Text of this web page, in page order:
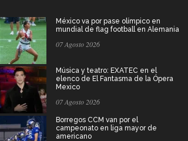
México va por pase olímpico en
mundial de flag football en Alemania
07 Agosto 2026
Música y teatro: EXATEC en el
elenco de El Fantasma de la Ópera
Mexico
07 Agosto 2026
Borregos CCM van por el
campeonato en liga mayor de
americano